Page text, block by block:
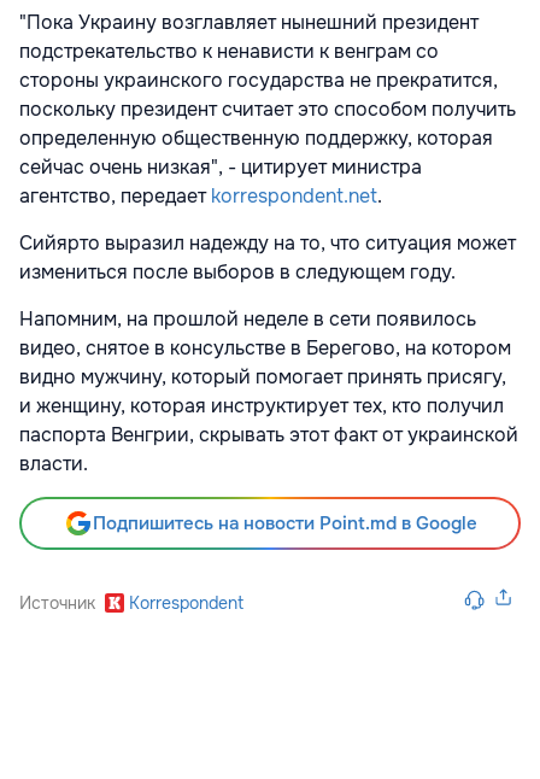
"Пока Украину возглавляет нынешний президент
подстрекательство к ненависти к венграм со
стороны украинского государства не прекратится,
поскольку президент считает это способом получить
определенную общественную поддержку, которая
сейчас очень низкая", - цитирует министра
агентство, передаетkorrespondent.net.
Сийярто выразил надежду на то, что ситуация может
измениться после выборов в следующем году.
Напомним, на прошлой неделе в сети появилось
видео, снятое в консульстве в Берегово, на котором
видно мужчину, который помогает принять присягу,
и женщину, которая инструктирует тех, кто получил
паспорта Венгрии, скрывать этот факт от украинской
власти.
Подпишитесь на новости Point.md в Google
Источник Korrespondent